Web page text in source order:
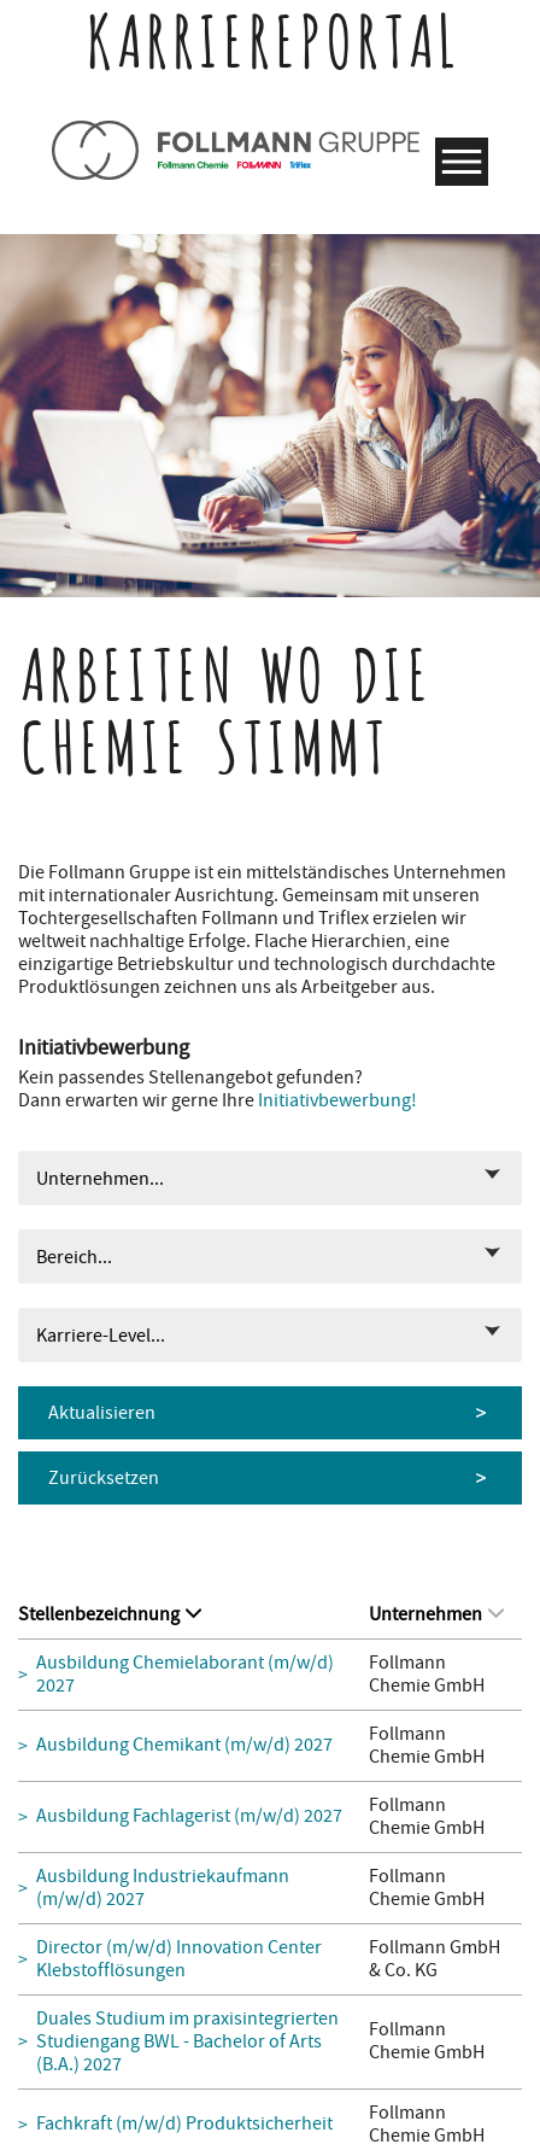
KARRIEREPORTAL
ARBEITEN WO DIE
CHEMIE STIMMT
Die Follmann Gruppe ist ein mittelständisches Unternehmen
mit internationaler Ausrichtung. Gemeinsam mit unseren
Tochtergesellschaften Follmann und Triflex erzielen wir
weltweit nachhaltige Erfolge. Flache Hierarchien, eine
einzigartige Betriebskultur und technologisch durchdachte
Produktlösungen zeichnen uns als Arbeitgeber aus.
Unternehmen...
Bereich...
Karriere-Level...
Aktualisieren
Zurücksetzen
Initiativbewerbung
Kein passendes Stellenangebot gefunden?
Dann erwarten wir gerne Ihre Initiativbewerbung!
Stellenbezeichnung
Unternehmen
Ausbildung Chemielaborant (m/w/d)
2027
Follmann
Chemie GmbH
Ausbildung Chemikant (m/w/d) 2027
Follmann
Chemie GmbH
Ausbildung Fachlagerist (m/w/d) 2027
Follmann
Chemie GmbH
Ausbildung Industriekaufmann
(m/w/d) 2027
Follmann
Chemie GmbH
Director (m/w/d) Innovation Center
Klebstofflösungen
Follmann GmbH
& Co. KG
Duales Studium im praxisintegrierten
Studiengang BWL - Bachelor of Arts
(B.A.) 2027
Follmann
Chemie GmbH
Fachkraft (m/w/d) Produktsicherheit
Follmann
Chemie GmbH